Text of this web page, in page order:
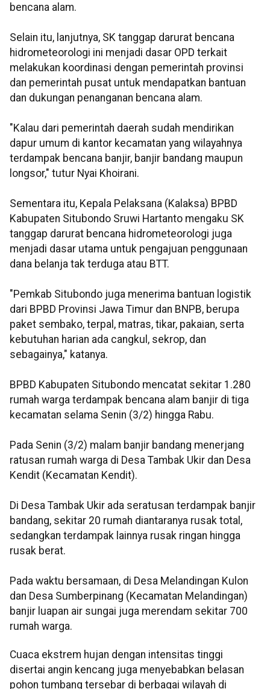
bencana alam.
Selain itu, lanjutnya, SK tanggap darurat bencana
hidrometeorologi ini menjadi dasar OPD terkait
melakukan koordinasi dengan pemerintah provinsi
dan pemerintah pusat untuk mendapatkan bantuan
dan dukungan penanganan bencana alam.
"Kalau dari pemerintah daerah sudah mendirikan
dapur umum di kantor kecamatan yang wilayahnya
terdampak bencana banjir, banjir bandang maupun
longsor," tutur Nyai Khoirani.
Sementara itu, Kepala Pelaksana (Kalaksa) BPBD
Kabupaten Situbondo Sruwi Hartanto mengaku SK
tanggap darurat bencana hidrometeorologi juga
menjadi dasar utama untuk pengajuan penggunaan
dana belanja tak terduga atau BTT.
"Pemkab Situbondo juga menerima bantuan logistik
dari BPBD Provinsi Jawa Timur dan BNPB, berupa
paket sembako, terpal, matras, tikar, pakaian, serta
kebutuhan harian ada cangkul, sekrop, dan
sebagainya," katanya.
BPBD Kabupaten Situbondo mencatat sekitar 1.280
rumah warga terdampak bencana alam banjir di tiga
kecamatan selama Senin (3/2) hingga Rabu.
Pada Senin (3/2) malam banjir bandang menerjang
ratusan rumah warga di Desa Tambak Ukir dan Desa
Kendit (Kecamatan Kendit).
Di Desa Tambak Ukir ada seratusan terdampak banjir
bandang, sekitar 20 rumah diantaranya rusak total,
sedangkan terdampak lainnya rusak ringan hingga
rusak berat.
Pada waktu bersamaan, di Desa Melandingan Kulon
dan Desa Sumberpinang (Kecamatan Melandingan)
banjir luapan air sungai juga merendam sekitar 700
rumah warga.
Cuaca ekstrem hujan dengan intensitas tinggi
disertai angin kencang juga menyebabkan belasan
pohon tumbang tersebar di berbagai wilayah di